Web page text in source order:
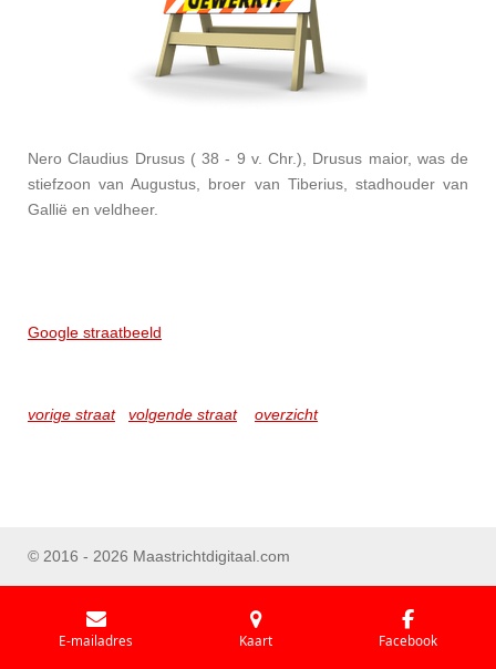
Nero Claudius Drusus ( 38 - 9 v. Chr.), Drusus maior, was de
stiefzoon van Augustus, broer van Tiberius, stadhouder van
Gallië en veldheer.
Google straatbeeld
vorige straat volgende straat overzicht
© 2016 - 2026 Maastrichtdigitaal.com
E-mailadres Kaart Facebook